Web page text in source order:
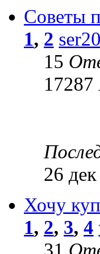
Советы
1, 2
15
17287
26
Хочу
1, 2, 3, 4